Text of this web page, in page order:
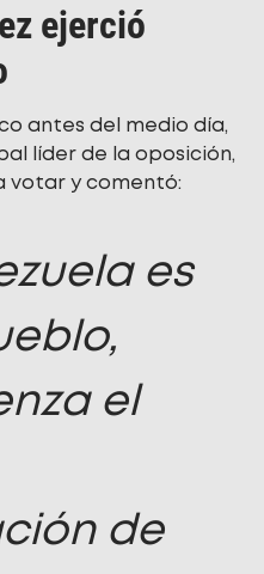
ejerció
antes del medio día,
líder de la oposición,
votar y comentó:
es
el
de